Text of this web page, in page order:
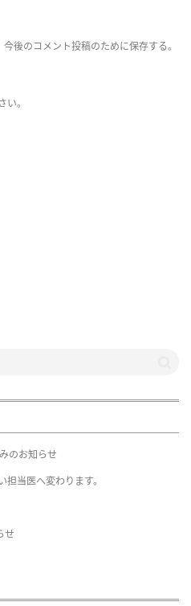
後のコメント投稿のために保存する。
。
のお知らせ
当医へ変わります。
せ